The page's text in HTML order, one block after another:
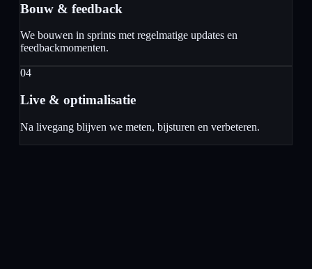
Bouw & feedback
We bouwen in sprints met regelmatige updates en
feedbackmomenten.
04
Live & optimalisatie
Na livegang blijven we meten, bijsturen en verbeteren.